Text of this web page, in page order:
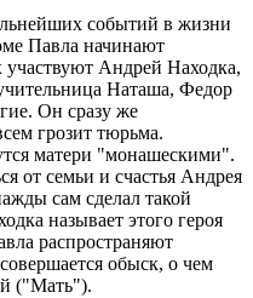
событий в жизни
Павла начинают
участвуют Андрей Находка,
Наташа, Федор
Он сразу же
грозит тюрьма.
матери "монашескими".
от семьи и счастья Андрея
сам сделал такой
называет этого героя
распространяют
обыск, о чем
("Мать").